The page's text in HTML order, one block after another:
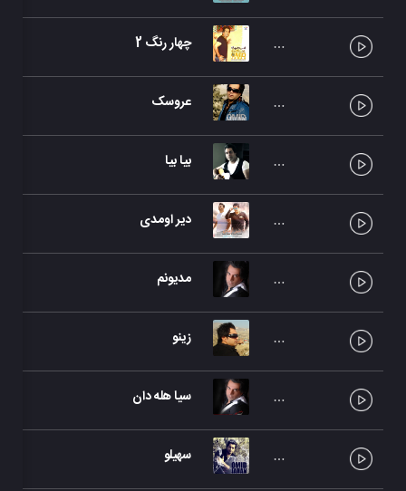
چهار رنگ 2
عروسک
بیا بیا
دیر اومدی
مدیونم
زینو
سیا هله دان
سهیلو